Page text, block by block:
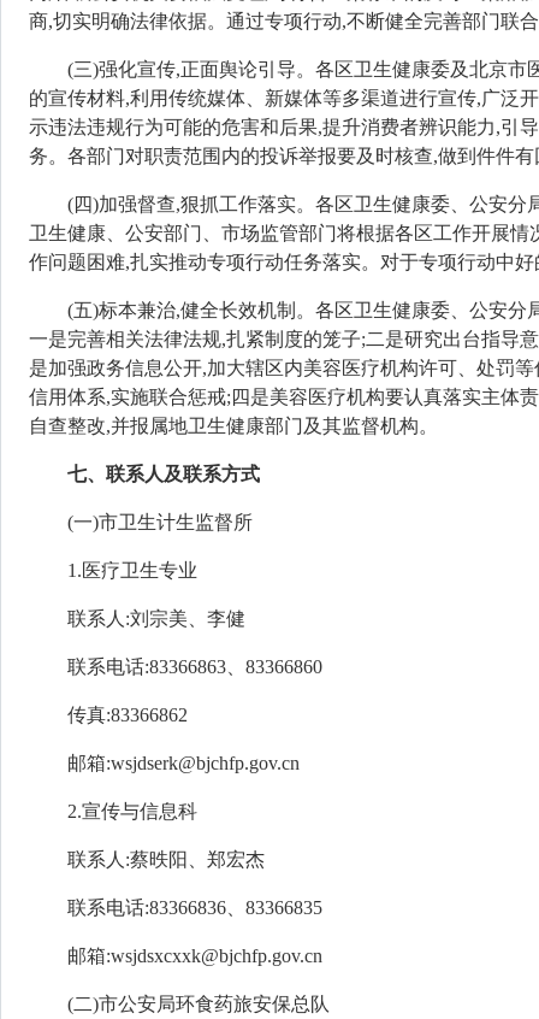
商,切实明确法律依据。通过专项行动,不断健全完善部门联
(三)强化宣传,正面舆论引导。 各区卫生健康委及北京市
的宣传材料,利用传统媒体、新媒体等多渠道进行宣传,广泛
示违法违规行为可能的危害和后果,提升消费者辨识能力,引
务。各部门对职责范围内的投诉举报要及时核查,做到件件
(四)加强督查,狠抓工作落实。 各区卫生健康委、公安分
卫生健康、公安部门
、市场监管部门将根据各区工作开展情
作问题困难,扎实推动专项行动任务落实。对于专项行动中
(五)标本兼治,健全长效机制。 各区卫生健康委、公安分
一是完善相关法律法规,扎紧制度的笼子;二是研究出台指导
是加强政务信息公开,加大辖区内美容医疗机构许可、处罚
信用体系,实施联合惩戒;四是美容医疗机构要认真落实主体
自查整改,并报属地卫生健康部门及其监督机构。
七、联系人及联系方式
(一)市卫生计生监督所
1 .医疗卫生专业
联系人:刘宗美、李健
联系电话:83366863、83366860
传真:83366862
邮箱:wsjdserk@bjchfp.gov.cn
2.宣传与信息科
联系人:蔡昳阳、郑宏杰
联系电话:83366836、83366835
邮箱:wsjdsxcxxk@bjchfp.gov.cn
(二)市公安局环食药旅安保总队